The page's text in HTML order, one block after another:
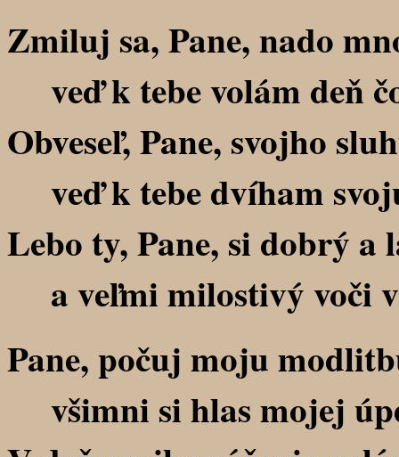
Zmiluj sa, Pane, nado
veď k tebe volám deň
Obveseľ, Pane, svojho
veď k tebe dvíham
Lebo ty, Pane, si dobrý a
a veľmi milostivý voči
Pane, počuj moju
všimni si hlas mojej